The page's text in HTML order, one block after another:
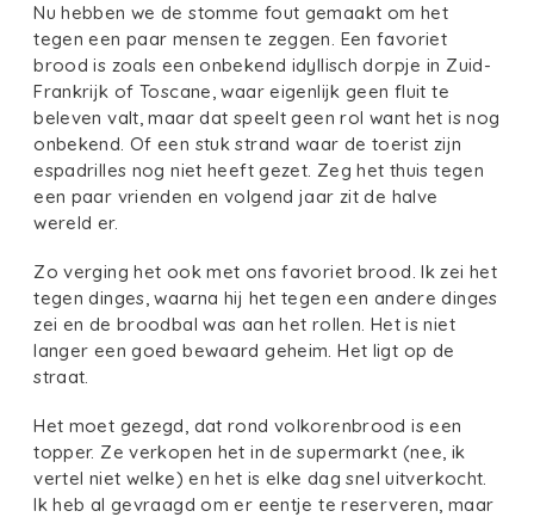
Nu hebben we de stomme fout gemaakt om het
tegen een paar mensen te zeggen. Een favoriet
brood is zoals een onbekend idyllisch dorpje in Zuid-
Frankrijk of Toscane, waar eigenlijk geen fluit te
beleven valt, maar dat speelt geen rol want het is nog
onbekend. Of een stuk strand waar de toerist zijn
espadrilles nog niet heeft gezet. Zeg het thuis tegen
een paar vrienden en volgend jaar zit de halve
wereld er.
Zo verging het ook met ons favoriet brood. Ik zei het
tegen dinges, waarna hij het tegen een andere dinges
zei en de broodbal was aan het rollen. Het is niet
langer een goed bewaard geheim. Het ligt op de
straat.
Het moet gezegd, dat rond volkorenbrood is een
topper. Ze verkopen het in de supermarkt (nee, ik
vertel niet welke) en het is elke dag snel uitverkocht.
Ik heb al gevraagd om er eentje te reserveren, maar